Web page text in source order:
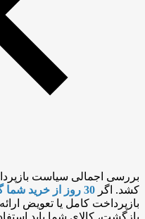
کشد. اگر
بازپرداخت کامل یا تعویض